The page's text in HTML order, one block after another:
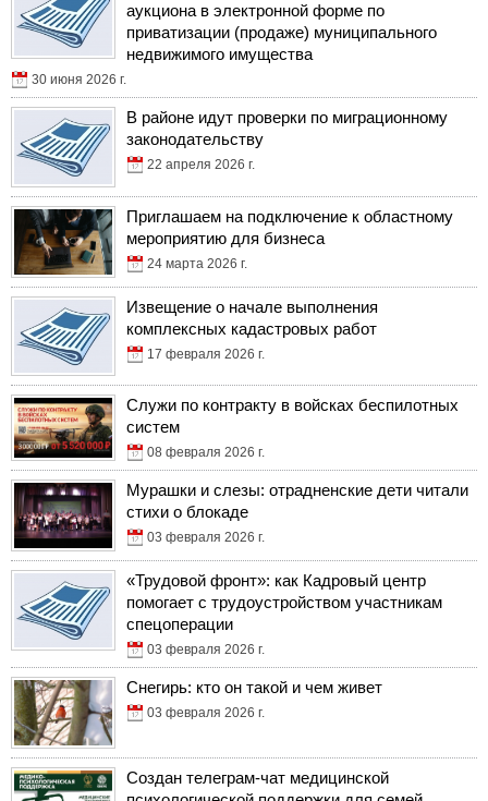
аукциона в электронной форме по
приватизации (продаже) муниципального
недвижимого имущества
30 июня 2026 г.
В районе идут проверки по миграционному
законодательству
22 апреля 2026 г.
Приглашаем на подключение к областному
мероприятию для бизнеса
24 марта 2026 г.
Извещение о начале выполнения
комплексных кадастровых работ
17 февраля 2026 г.
Служи по контракту в войсках беспилотных
систем
08 февраля 2026 г.
Мурашки и слезы: отрадненские дети читали
стихи о блокаде
03 февраля 2026 г.
«Трудовой фронт»: как Кадровый центр
помогает с трудоустройством участникам
спецоперации
03 февраля 2026 г.
Снегирь: кто он такой и чем живет
03 февраля 2026 г.
Создан телеграм-чат медицинской